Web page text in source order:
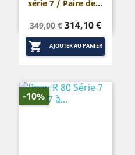
série 7 / Paire de...
Prix
de
base
349,00 € Prix
314,10 €
 AJOUTER AU PANIER
-10%